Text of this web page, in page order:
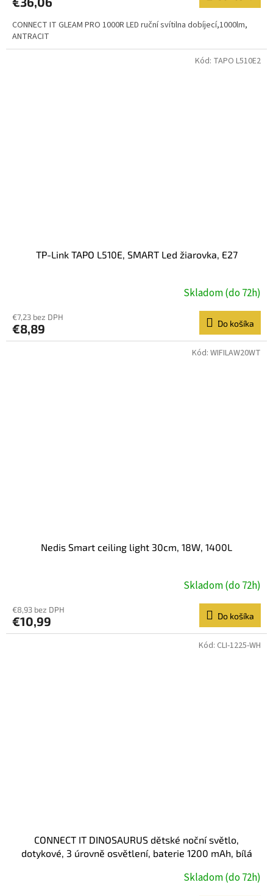
CONNECT IT GLEAM PRO 1000R LED ruční svítilna dobíjecí,1000lm,
ANTRACIT
TP-Link TAPO L510E, SMART Led žiarovka, E27
Skladom (do 72h)
€7,23 bez DPH
€8,89 Do košíka
Kód: TAPO L510E2
Nedis Smart ceiling light 30cm, 18W, 1400L
Skladom (do 72h)
€8,93 bez DPH
€10,99 Do košíka
Kód: WIFILAW20WT
CONNECT IT DINOSAURUS dětské noční světlo,
dotykové, 3 úrovně osvětlení, baterie 1200 mAh, bílá
Skladom (do 72h)
Kód: CLI-1225-WH